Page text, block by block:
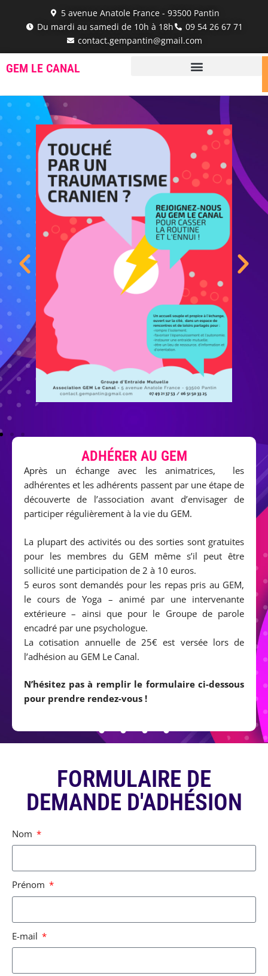
5 avenue Anatole France - 93500 Pantin
Du mardi au samedi de 10h à 18h
‭09 54 26 67 71‬
contact.gempantin@gmail.com
GEM LE CANAL
ADHÉRER AU GEM
Après un échange avec les animatrices, les
adhérentes et les adhérents passent par une étape de
découverte de l’association avant d’envisager de
participer régulièrement à la vie du GEM.
La plupart des activités ou des sorties sont gratuites
pour les membres du GEM même s’il peut être
sollicité une participation de 2 à 10 euros.
5 euros sont demandés pour les repas pris au GEM,
le cours de Yoga – animé par une intervenante
extérieure – ainsi que pour le Groupe de parole
encadré par une psychologue.
La cotisation annuelle de 25€ est versée lors de
l’adhésion au GEM Le Canal.
N’hésitez pas à remplir le formulaire ci-dessous
pour prendre rendez-vous !
FORMULAIRE DE
DEMANDE D'ADHÉSION
Nom
Prénom
E-mail